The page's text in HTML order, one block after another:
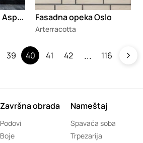
M
arburg Smart Art Aspiration® Fasadna opeka Oslo
Arterracotta
39 40 41 42 116
Završna obrada
Podovi
Boje
Nameštaj
Spavaća soba
Trpezarija